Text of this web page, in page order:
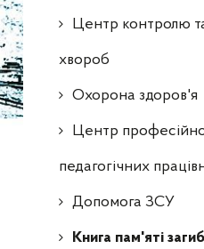
Центр контролю
хвороб
Охорона здоров'я
Центр
педагогічних
Допомога ЗСУ
Книга пам'яті